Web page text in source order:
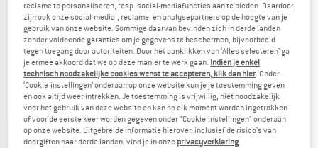
WATAAAH
Small Brushy
Boulderborstel
€ 6,60
4,7(25)
WATAAAH
Big Brushy
Boulderborstel
€ 7,55
4,8(49)
reclame te personaliseren, resp. social-mediafuncties aan te bieden. Daardoor
zijn ook onze social-media-, reclame- en analysepartners op de hoogte van je
gebruik van onze website. Sommige daarvan bevinden zich in derde landen
zonder voldoende garanties om je gegevens te beschermen, bijvoorbeeld
tegen toegang door autoriteiten. Door het aanklikken van ‘Alles selecteren’ ga
je ermee akkoord dat we op deze manier te werk gaan. Indien je enkel
technisch noodzakelijke cookies wenst te accepteren, klik dan hier. Onder
‘Cookie-instellingen’ onderaan op onze website kun je je toestemming geven
en ook altijd weer intrekken. Je toestemming is vrijwillig, niet noodzakelijk
voor het gebruik van deze website en kan op elk moment worden ingetrokken
of voor de eerste keer worden gegeven onder "Cookie-instellingen" onderaan
op onze website. Uitgebreide informatie hierover, inclusief de risico's van
doorgiften naar derde landen, vind je in onze privacyverklaring.